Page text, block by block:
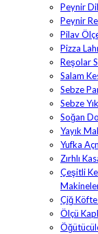
Peynir
Peynir
Pilav
Pizza
Reşolar
Salam
Sebze
Sebze
Soğan
Yayık
Yufka
Zırhlı
Çeşitli
Çiğ
Ölçü